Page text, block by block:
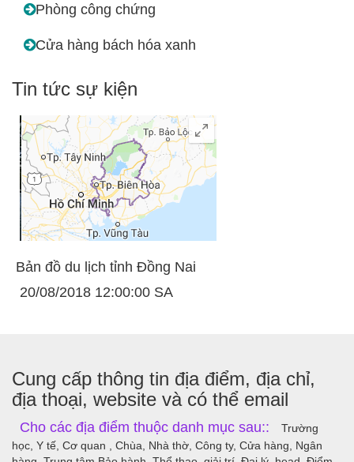
Phòng công chứng
Cửa hàng bách hóa xanh
Tin tức sự kiện
Bản đồ du lịch tỉnh Đồng Nai
20/08/2018 12:00:00 SA
Cung cấp thông tin địa điểm, địa chỉ,
địa thoại, website và có thể email
Cho các địa điểm thuộc danh mục sau::
Trường
học, Y tế, Cơ quan , Chùa, Nhà thờ, Công ty, Cửa hàng, Ngân